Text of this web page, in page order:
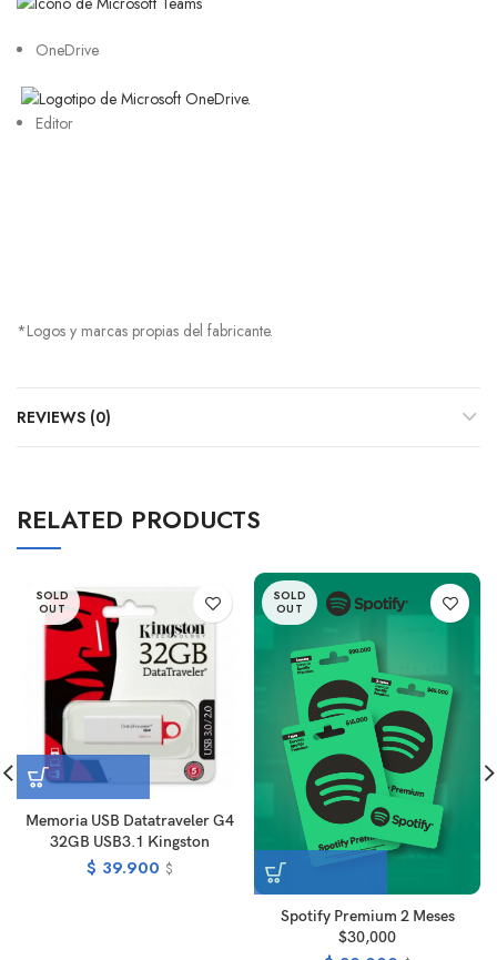
OneDrive
Editor
*Logos y marcas propias del fabricante.
REVIEWS (0)
RELATED PRODUCTS
SOLD
OUT
Memoria USB Datatraveler G4
32GB USB3.1 Kingston
$ 39.900 $
SOLD
OUT
Spotify Premium 2 Meses
$30,000